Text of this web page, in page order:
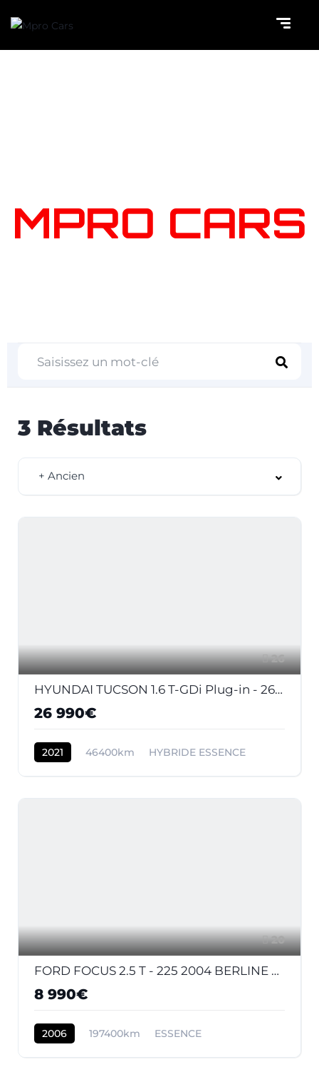
MPRO CARS
3 Résultats
+ Ancien
26
HYUNDAI TUCSON 1.6 T-GDi Plug-in - 265 HTRAC - BVA 2020 Executive PHASE 1
26 990€
2021 46400km HYBRIDE ESSENCE
20
FORD FOCUS 2.5 T - 225 2004 BERLINE ST PHASE 1
8 990€
2006 197400km ESSENCE